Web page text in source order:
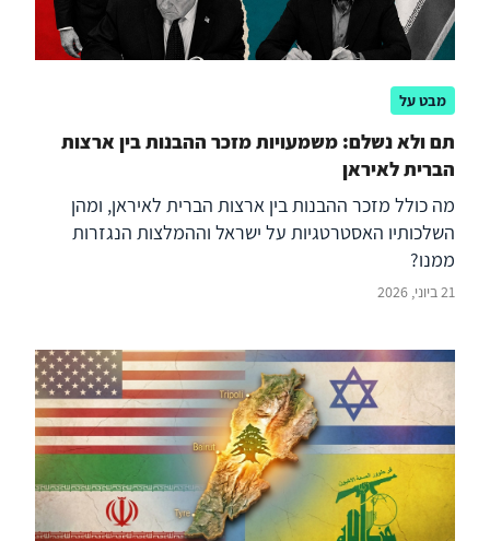
מבט על
תם ולא נשלם: משמעויות מזכר ההבנות בין ארצות
הברית לאיראן
מה כולל מזכר ההבנות בין ארצות הברית לאיראן, ומהן
השלכותיו האסטרטגיות על ישראל וההמלצות הנגזרות
ממנו?
21 ביוני, 2026